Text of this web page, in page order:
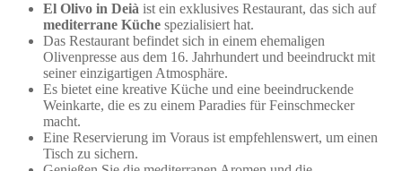
El Olivo in Deià ist ein exklusives Restaurant, das sich auf
mediterrane Küche spezialisiert hat.
Das Restaurant befindet sich in einem ehemaligen
Olivenpresse aus dem 16. Jahrhundert und beeindruckt mit
seiner einzigartigen Atmosphäre.
Es bietet eine kreative Küche und eine beeindruckende
Weinkarte, die es zu einem Paradies für Feinschmecker
macht.
Eine Reservierung im Voraus ist empfehlenswert, um einen
Tisch zu sichern.